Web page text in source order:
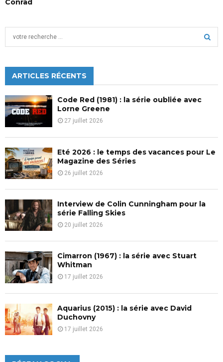
Conrad
h
f
o
r
:
C
H
ARTICLES RÉCENTS
Code Red (1981) : la série oubliée avec
Lorne Greene
27 juillet 2026
Eté 2026 : le temps des vacances pour Le
Magazine des Séries
26 juillet 2026
Interview de Colin Cunningham pour la
série Falling Skies
20 juillet 2026
Cimarron (1967) : la série avec Stuart
Whitman
17 juillet 2026
Aquarius (2015) : la série avec David
Duchovny
17 juillet 2026